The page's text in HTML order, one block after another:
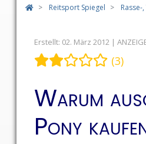
Reitsport Spiegel
Erstellt: 02. März 2012
Bewertung:2/5 (3)Bitte
Warum
Pony